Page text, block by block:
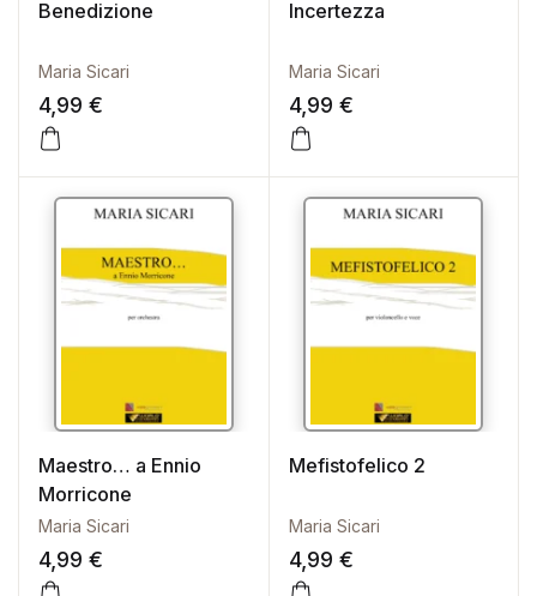
Benedizione
Maria Sicari
4,99 €
Incertezza
Maria Sicari
4,99 €
Maestro… a Ennio
Morricone
Maria Sicari
4,99 €
Mefistofelico 2
Maria Sicari
4,99 €